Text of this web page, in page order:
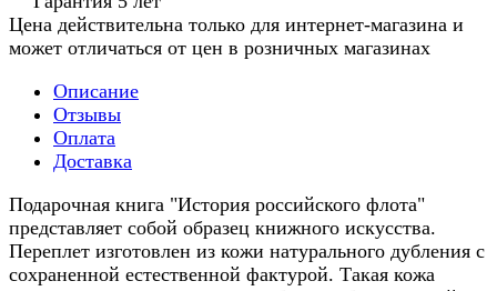
Цена действительна только для интернет-магазина и
может отличаться от цен в розничных магазинах
Описание
Отзывы
Оплата
Доставка
Подарочная книга "История российского флота"
представляет собой образец книжного искусства.
Переплет изготовлен из кожи натурального дубления с
сохраненной естественной фактурой. Такая кожа